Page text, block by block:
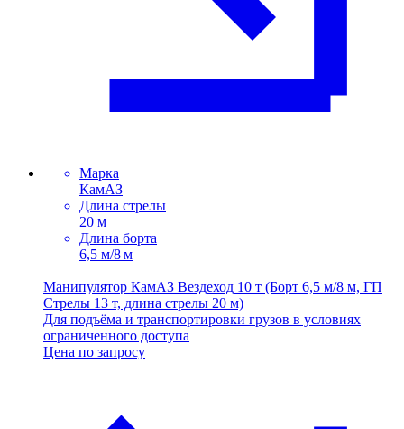
Марка
КамАЗ
Длина стрелы
20 м
Длина борта
6,5 м/8 м
Манипулятор КамАЗ Вездеход 10 т (Борт 6,5 м/8 м, ГП
Стрелы 13 т, длина стрелы 20 м)
Для подъёма и транспортировки грузов в условиях
ограниченного доступа
Цена по запросу